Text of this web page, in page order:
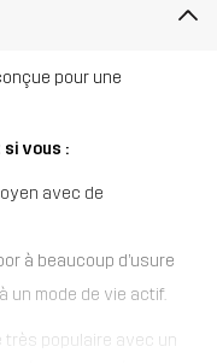
pour une
si vous :
avec de
à beaucoup d’usure
un mode de vie actif.
très populaire avec un